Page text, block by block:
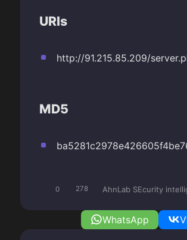
URls
http://91.215.85.209/
MD5
0 278 AhnLab SEcurity
WhatsApp